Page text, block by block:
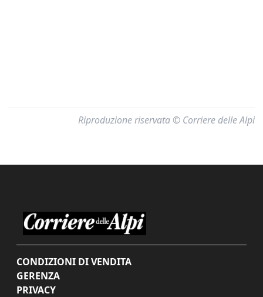
Riproduzione riservata © Corriere delle Alpi
CONDIZIONI DI VENDITA
GERENZA
PRIVACY